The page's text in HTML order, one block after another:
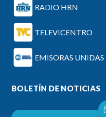
RADIO HRN
TELEVICENTRO
EMISORAS UNIDAS
BOLETÍN DE NOTICIAS